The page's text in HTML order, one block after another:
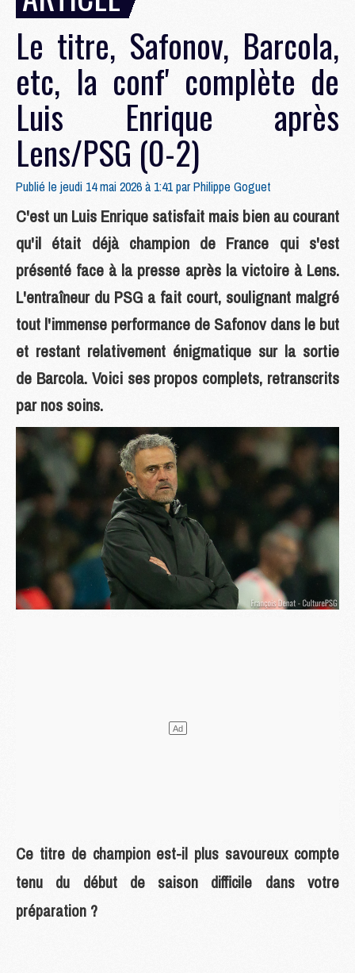
Le titre, Safonov, Barcola,
etc, la conf' complète de
Luis Enrique après
Lens/PSG (0-2)
Publié le jeudi 14 mai 2026 à 1:41 parPhilippe Goguet
C'est un Luis Enrique satisfait mais bien au courant
qu'il était déjà champion de France qui s'est
présenté face à la presse après la victoire à Lens.
L'entraîneur du PSG a fait court, soulignant malgré
tout l'immense performance de Safonov dans le but
et restant relativement énigmatique sur la sortie
de Barcola. Voici ses propos complets, retranscrits
par nos soins.
Ce titre de champion est-il plus savoureux compte
tenu du début de saison difficile dans votre
préparation ?